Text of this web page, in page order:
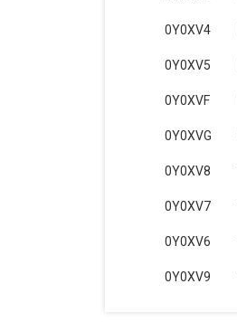
0Y0XV4
0Y0XV5
0Y0XVF
0Y0XVG
0Y0XV8
0Y0XV7
0Y0XV6
0Y0XV9